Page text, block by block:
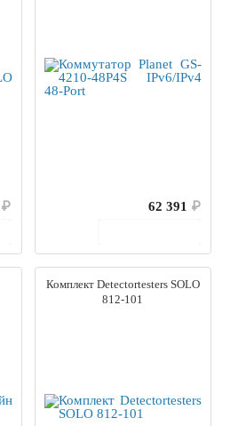
₽
62 391 ₽
Комплект Detectortesters SOLO
812-101